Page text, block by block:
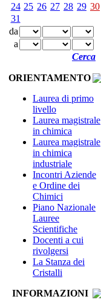
24 25 26 27 28 29 30
31
da
a
Cerca
ORIENTAMENTO
Laurea di primo
livello
Laurea magistrale
in chimica
Laurea magistrale
in chimica
industriale
Incontri Aziende
e Ordine dei
Chimici
Piano Nazionale
Lauree
Scientifiche
Docenti a cui
rivolgersi
La Stanza dei
Cristalli
INFORMAZIONI